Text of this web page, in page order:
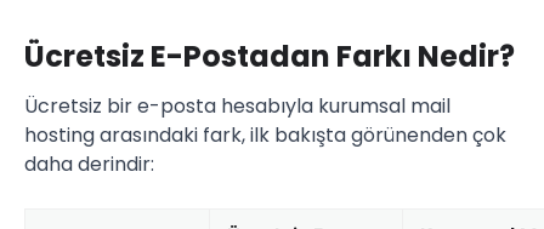
Ücretsiz E-Postadan Farkı Nedir?
Ücretsiz bir e-posta hesabıyla kurumsal mail
hosting arasındaki fark, ilk bakışta görünenden çok
daha derindir: